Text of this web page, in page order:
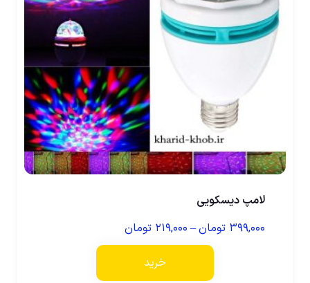
لامپ دیسکویی
۳۹۹,۰۰۰ تومان– ۲۱۹,۰۰۰ تومان
خرید